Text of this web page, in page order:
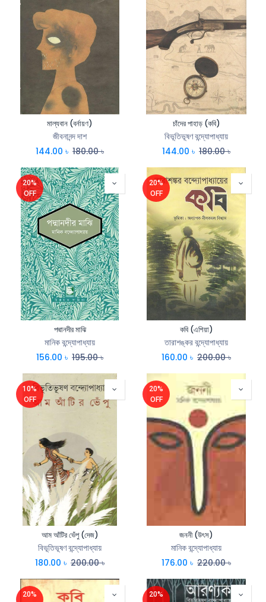
মাল্যবান (বর্নায়ণ)
জীবনানন্দ দাশ
144.00 ৳ 180.00৳
চাঁদের পাহাড় (কবি)
বিভূতিভূষণ বন্দ্যোপাধ্যায়
144.00 ৳ 180.00৳
20%
OFF
পদ্মানদীর মাঝি
মানিক বন্দ্যোপাধ্যায়
156.00 ৳ 195.00৳
20%
OFF
কবি (এশিয়া)
তারাশঙ্কর বন্দ্যোপাধ্যায়
160.00 ৳ 200.00৳
10%
OFF
আম আঁটির ভেঁপু (দেজ)
বিভূতিভূষণ বন্দ্যোপাধ্যায়
180.00 ৳ 200.00৳
20%
OFF
জননী (উৎস)
মানিক বন্দ্যোপাধ্যায়
176.00 ৳ 220.00৳
20%
20%